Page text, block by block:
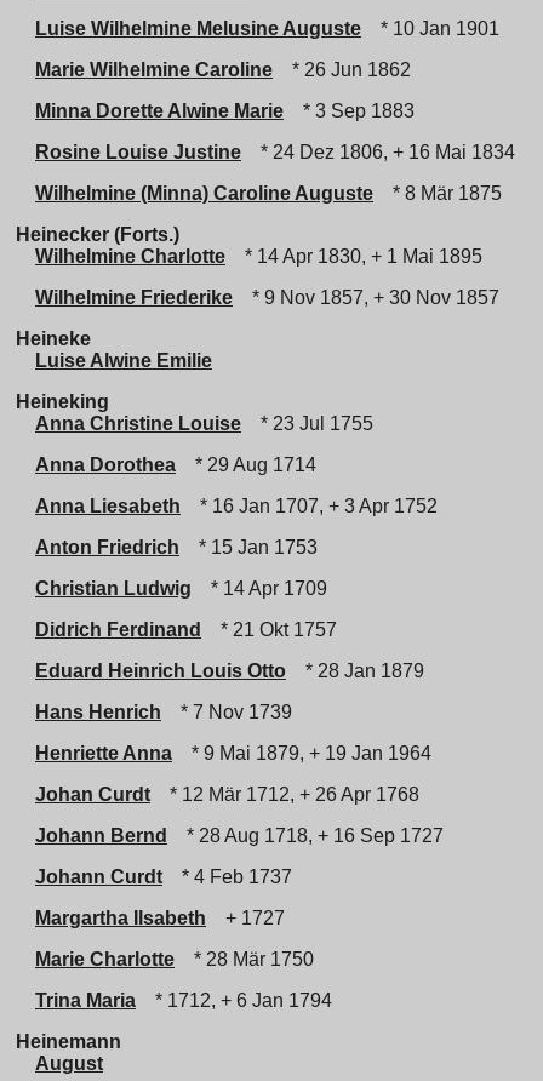
Luise Wilhelmine Melusine Auguste
* 10 Jan 1901
Marie Wilhelmine Caroline
* 26 Jun 1862
Minna Dorette Alwine Marie
* 3 Sep 1883
Rosine Louise Justine
* 24 Dez 1806, + 16 Mai 1834
Wilhelmine (Minna) Caroline Auguste
* 8 Mär 1875
Heinecker (Forts.)
Wilhelmine Charlotte
* 14 Apr 1830, + 1 Mai 1895
Wilhelmine Friederike
* 9 Nov 1857, + 30 Nov 1857
Heineke
Luise Alwine Emilie
Heineking
Anna Christine Louise
* 23 Jul 1755
Anna Dorothea
* 29 Aug 1714
Anna Liesabeth
* 16 Jan 1707, + 3 Apr 1752
Anton Friedrich
* 15 Jan 1753
Christian Ludwig
* 14 Apr 1709
Didrich Ferdinand
* 21 Okt 1757
Eduard Heinrich Louis Otto
* 28 Jan 1879
Hans Henrich
* 7 Nov 1739
Henriette Anna
* 9 Mai 1879, + 19 Jan 1964
Johan Curdt
* 12 Mär 1712, + 26 Apr 1768
Johann Bernd
* 28 Aug 1718, + 16 Sep 1727
Johann Curdt
* 4 Feb 1737
Margartha Ilsabeth
+ 1727
Marie Charlotte
* 28 Mär 1750
Trina Maria
* 1712, + 6 Jan 1794
Heinemann
August